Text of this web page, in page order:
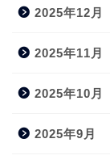
2025年12月
2025年11月
2025年10月
2025年9月